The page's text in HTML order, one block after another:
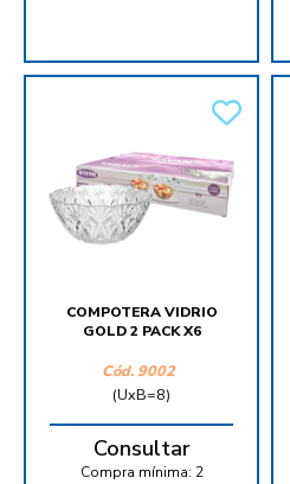
COMPOTERA VIDRIO
GOLD 2 PACK X6
Cód. 9002
(UxB=8)
Consultar
Compra mínima: 2